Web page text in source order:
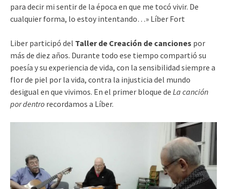
para decir mi sentir de la época en que me tocó vivir. De
cualquier forma, lo estoy intentando…» Líber Fort
Liber participó del Taller de Creación de canciones por
más de diez años. Durante todo ese tiempo compartió su
poesía y su experiencia de vida, con la sensibilidad siempre a
flor de piel por la vida, contra la injusticia del mundo
desigual en que vivimos. En el primer bloque de La canción
por dentro recordamos a Líber.